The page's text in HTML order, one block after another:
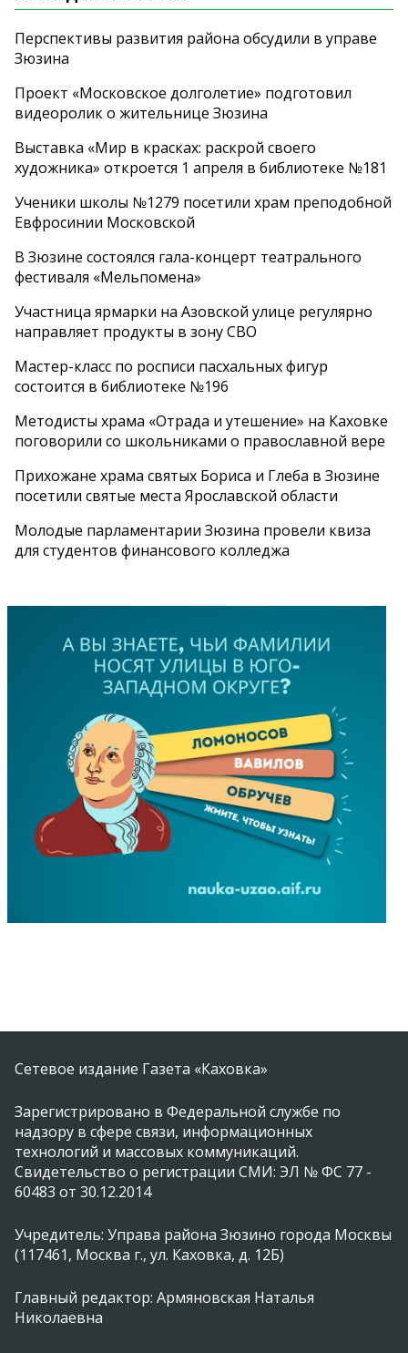
Перспективы развития района обсудили в управе
Зюзина
Проект «Московское долголетие» подготовил
видеоролик о жительнице Зюзина
Выставка «Мир в красках: раскрой своего
художника» откроется 1 апреля в библиотеке №181
Ученики школы №1279 посетили храм преподобной
Евфросинии Московской
В Зюзине состоялся гала-концерт театрального
фестиваля «Мельпомена»
Участница ярмарки на Азовской улице регулярно
направляет продукты в зону СВО
Мастер-класс по росписи пасхальных фигур
состоится в библиотеке №196
Методисты храма «Отрада и утешение» на Каховке
поговорили со школьниками о православной вере
Прихожане храма святых Бориса и Глеба в Зюзине
посетили святые места Ярославской области
Молодые парламентарии Зюзина провели квиза
для студентов финансового колледжа
Сетевое издание Газета «Каховка»
Зарегистрировано в Федеральной службе по
надзору в сфере связи, информационных
технологий и массовых коммуникаций.
Свидетельство о регистрации СМИ: ЭЛ № ФС 77 -
60483 от 30.12.2014
Учредитель: Управа района Зюзино города Москвы
(117461, Москва г., ул. Каховка, д. 12Б)
Главный редактор: Армяновская Наталья
Николаевна